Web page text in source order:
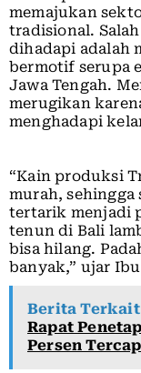
memajukan
tradisional.
dihadapi adalah
bermotif serupa
Jawa Tengah.
merugikan
menghadapi
“Kain produksi
murah, sehingga
tertarik menjadi
tenun di Bali
bisa hilang.
banyak,” ujar
Berita
Rapat
Persen